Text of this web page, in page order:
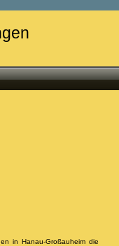
in Hanau-Großauheim die